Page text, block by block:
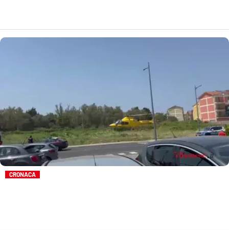
LACAPITALENEWS.IT
App
ANDROID
CRONACA